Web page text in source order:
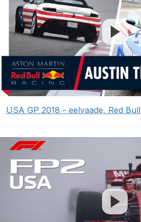
USA GP 2018 - eelvaade, Red Bull